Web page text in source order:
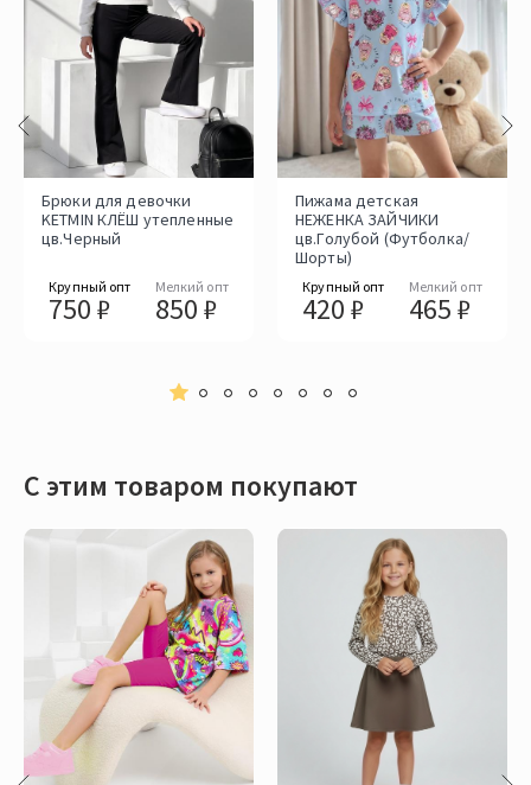
Брюки для девочки
KETMIN КЛЁШ утепленные
цв.Черный
Крупный опт
750 ₽
Мелкий опт
850 ₽
Пижама детская
НЕЖЕНКА ЗАЙЧИКИ
цв.Голубой (Футболка/
Шорты)
Крупный опт
420 ₽
Мелкий опт
465 ₽
С этим товаром покупают